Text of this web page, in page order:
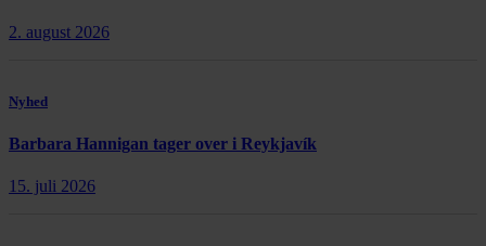
2. august 2026
Nyhed
Barbara Hannigan tager over i Reykjavík
15. juli 2026